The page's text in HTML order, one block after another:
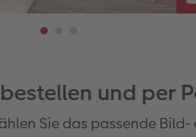
und per
Sie das passende